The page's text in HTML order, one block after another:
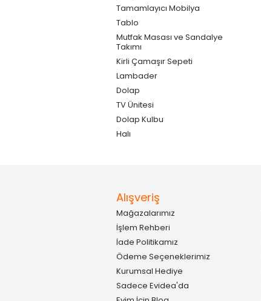
Tamamlayıcı Mobilya
Tablo
Mutfak Masası ve Sandalye
Takımı
Kirli Çamaşır Sepeti
Lambader
Dolap
TV Ünitesi
Dolap Kulbu
Halı
Alışveriş
Mağazalarımız
İşlem Rehberi
İade Politikamız
Ödeme Seçeneklerimiz
Kurumsal Hediye
Sadece Evidea'da